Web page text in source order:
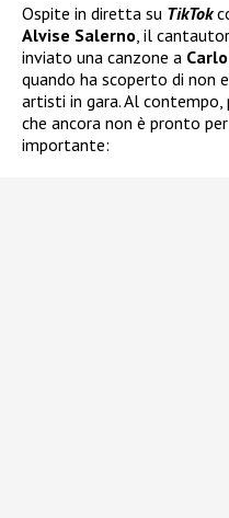
Ospite in diretta su TikTok
Alvise Salerno , il
inviato una canzone a
quando ha scoperto di non
artisti in gara. Al
che ancora non è pronto
importante: